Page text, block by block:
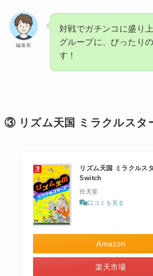
編集長
対戦でガチンコに盛り
グループに、ぴったり
す！
③ リズム天国 ミラクルスタ
リズム天国 ミラクルス
Switch
任天堂
口コミを見る
Amazon
楽天市場